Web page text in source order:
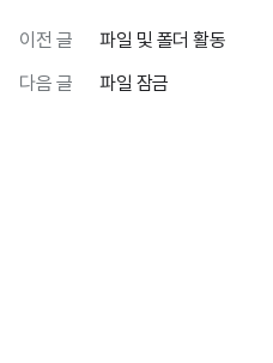
이전 글
파일 및 폴더 활동
다음 글
파일 잠금